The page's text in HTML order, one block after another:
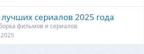
лучших сериалов 2025 года
фильмов и сериалов